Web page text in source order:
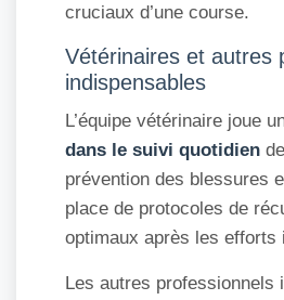
cruciaux d’une course.
Vétérinaires et autres
indispensables
L’équipe vétérinaire joue
dans le suivi quotidien
prévention des blessures
place de protocoles de
optimaux après les efforts
Les autres professionnels